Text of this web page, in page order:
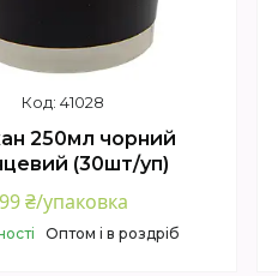
41028
250мл чорний
(30шт/уп)
99 ₴/упаковка
Оптом і в роздріб